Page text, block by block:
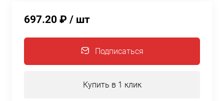
697.20 ₽ / шт
Подписаться
Купить в 1 клик